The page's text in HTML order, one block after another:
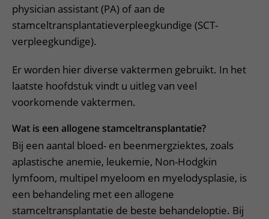
physician assistant (PA) of aan de
stamceltransplantatieverpleegkundige (SCT-
verpleegkundige).
Er worden hier diverse vaktermen gebruikt. In het
laatste hoofdstuk vindt u uitleg van veel
voorkomende vaktermen.
Wat is een allogene stamceltransplantatie?
Bij een aantal bloed- en beenmergziektes, zoals
aplastische anemie, leukemie, Non-Hodgkin
lymfoom, multipel myeloom en myelodysplasie, is
een behandeling met een allogene
stamceltransplantatie de beste behandeloptie. Bij